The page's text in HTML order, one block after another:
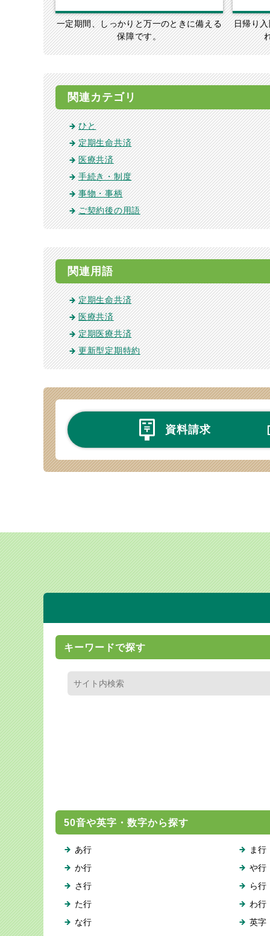
一定期間、しっかりと万一のときに備える
保障です。
日帰り
関連カテゴリ
ひと
定期生命共済
医療共済
手続き・制度
事物・事柄
ご契約後の用語
関連用語
定期生命共済
医療共済
定期医療共済
更新型定期特約
資料請求
キーワードで探す
50音や英字・数字から探す
あ行
か行
さ行
た行
な行
ま行
や行
ら行
わ行
英字